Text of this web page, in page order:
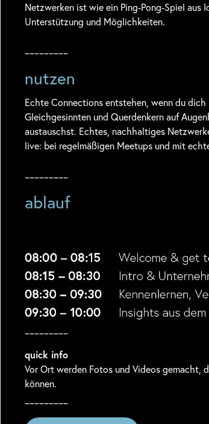
Netzwerken ist wie ein Ping-Pong-Spiel aus
Unterstützung und Möglichkeiten.
nutzen
Echte Connections entstehen, wenn du dich
Gleichgesinnten und Querdenkern auf
austauschst. Echtes, nachhaltiges
live: bei regelmäßigen Meetups und mit
ablauf
quick info
Vor Ort werden Fotos und Videos gemacht,
können.